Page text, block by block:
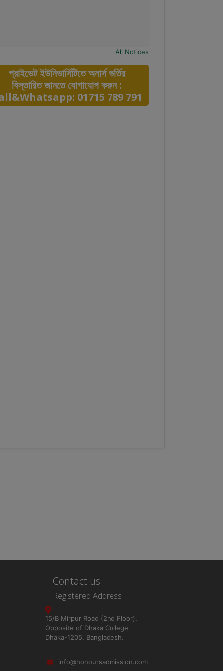
All Notices
প্রাইভেট ইউনিভার্সিটিতে অনার্স ভর্তির
বিস্তারিত জানতে যোগাযোগ করুন :
01715 789 791
Contact us
Registered Address
15/B Mirpur Road (2nd Floor),
Opposite of Dhaka College
Dhaka-1205, Bangladesh.
info@honoursadmission.com